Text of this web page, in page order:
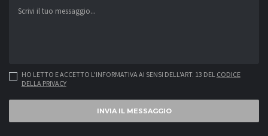
HO LETTO E ACCETTO L'INFORMATIVA AI SENSI DELL'ART. 13 DEL CODICE
DELLA PRIVACY
INVIA IL MESSAGGIO